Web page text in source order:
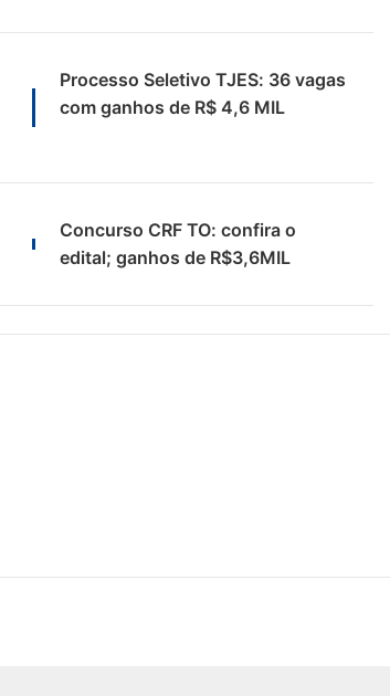
Processo Seletivo TJES: 36 vagas
com ganhos de R$ 4,6 MIL
Concurso CRF TO: confira o
edital; ganhos de R$3,6MIL